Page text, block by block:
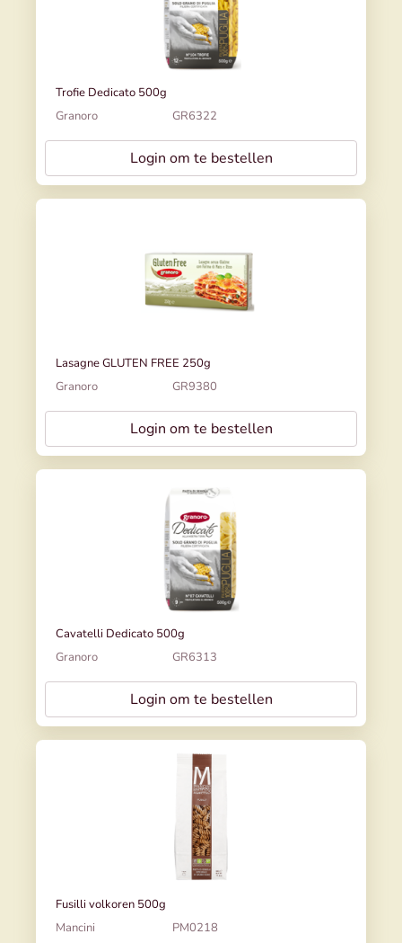
Trofie Dedicato 500g
Granoro
GR6322
Login om te bestellen
Lasagne GLUTEN FREE 250g
Granoro
GR9380
Login om te bestellen
Cavatelli Dedicato 500g
Granoro
GR6313
Login om te bestellen
Fusilli volkoren 500g
Mancini
PM0218